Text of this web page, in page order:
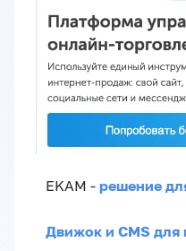
EKAM - решение
Движок и CMS для